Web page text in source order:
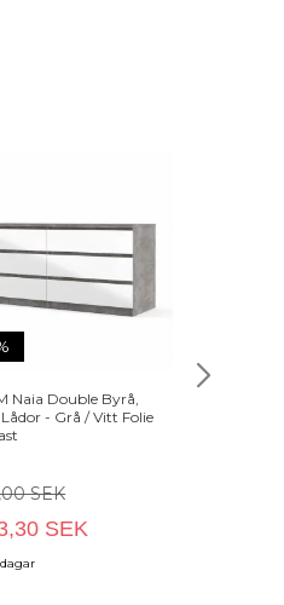
Naia Double Byrå,
- Grå / Vitt Folie
SEK
SEK